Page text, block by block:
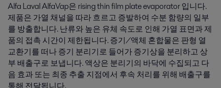
Alfa Laval AlfaVap은 rising thin film plate evaporator 입니다.
제품은 가열 채널을 따라 흐르고 증발하여 수분 함량의 일부
를 방출합니다. 난류와 높은 유체 속도로 인해 가열 표면과 제
품의 접촉 시간이 제한됩니다. 증기/액체 혼합물은 판형 열
교환기를 떠나 증기 분리기로 들어가 증기상을 분리하고 상
부 배출구로 보냅니다. 액상은 분리기의 바닥에 수집되고 다
음 효과 또는 최종 추출 지점에서 후속 처리를 위해 배출구를